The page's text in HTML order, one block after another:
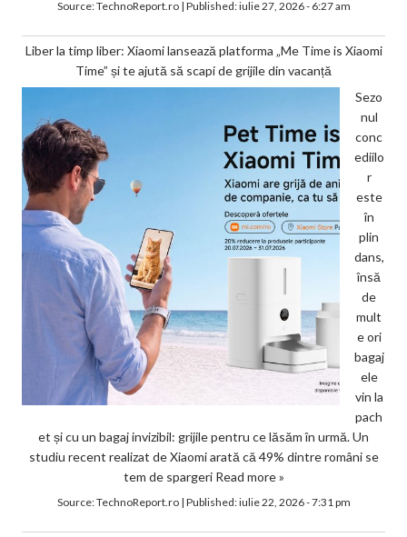
Source:TechnoReport.ro| Published:iulie 27, 2026 - 6:27 am
Liber la timp liber: Xiaomi lansează platforma „Me Time is Xiaomi
Time” și te ajută să scapi de grijile din vacanță
Sezo
nul
conc
ediilo
r
este
în
plin
dans,
însă
de
mult
e ori
bagaj
ele
vin la
pach
et și cu un bagaj invizibil: grijile pentru ce lăsăm în urmă. Un
studiu recent realizat de Xiaomi arată că 49% dintre români se
tem de spargeri Read more »
Source:TechnoReport.ro| Published:iulie 22, 2026 - 7:31 pm